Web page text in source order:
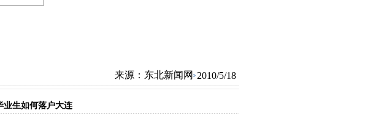
来源： 东北新闻网 2010/5/18
业生如何落户大连